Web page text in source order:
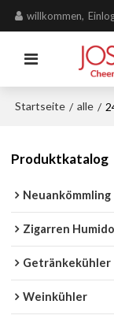
willkommen,
Startseite / alle /
Produktkatalog
Neuankömmling
Zigarren
Getränkekühler
Weinkühler